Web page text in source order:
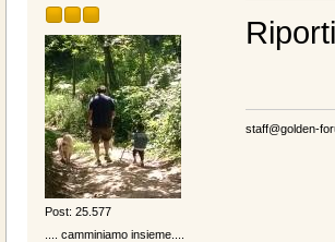
Post: 25.577
.... camminiamo insieme....
staff@golden-